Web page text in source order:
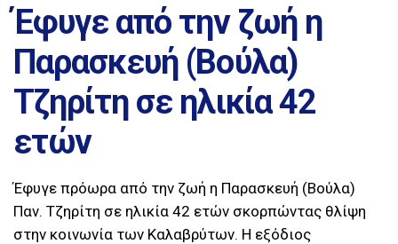
Έφυγε από την ζωή η
Παρασκευή (Βούλα)
Τζηρίτη σε ηλικία 42
ετών
Έφυγε πρόωρα από την ζωή η Παρασκευή (Βούλα)
Παν. Τζηρίτη σε ηλικία 42 ετών σκορπώντας θλίψη
στην κοινωνία των Καλαβρύτων. Η εξόδιος